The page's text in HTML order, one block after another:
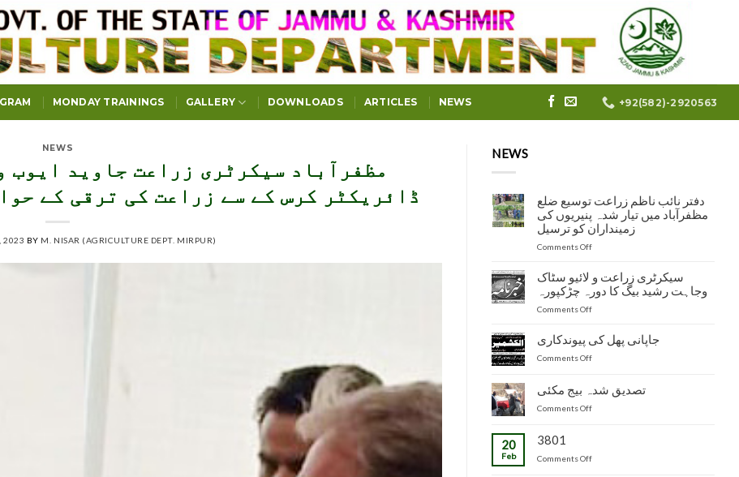
MONDAY TRAININGS GALLERY DOWNLOADS ARTICLES NEWS +92(582)-2920563
NEWS
مظفرآباد سیکرٹری زراعت جاوید ایوب
ڈائریکٹر کرس کے سے زراعت کی ترقی کے
2023 BY M. NISAR (AGRICULTURE DEPT. MIRPUR)
NEWS
دفتر نائب ناظم زراعت توسیع ضلع
مظفرآباد میں تیار شدہ پنیریوں کی
زمینداران کو ترسیل
Comments Offon
ناظم
زراعت
توسیع
مظفرآباد
پنیریوں
سیکرٹری زراعت و لائیو سٹاک
وجاہت رشید بیگ کا دورہ چڑکپورہ
Comments Offon
زراعت
و
لائیو
وجاہت
جاپانی پھل کی پیوندکاری
Comments Offon
کی
پیوندکاری
تصدیق شدہ بیج مکئی
Comments Offon
مکئی
20
Feb
3801
Comments Offon